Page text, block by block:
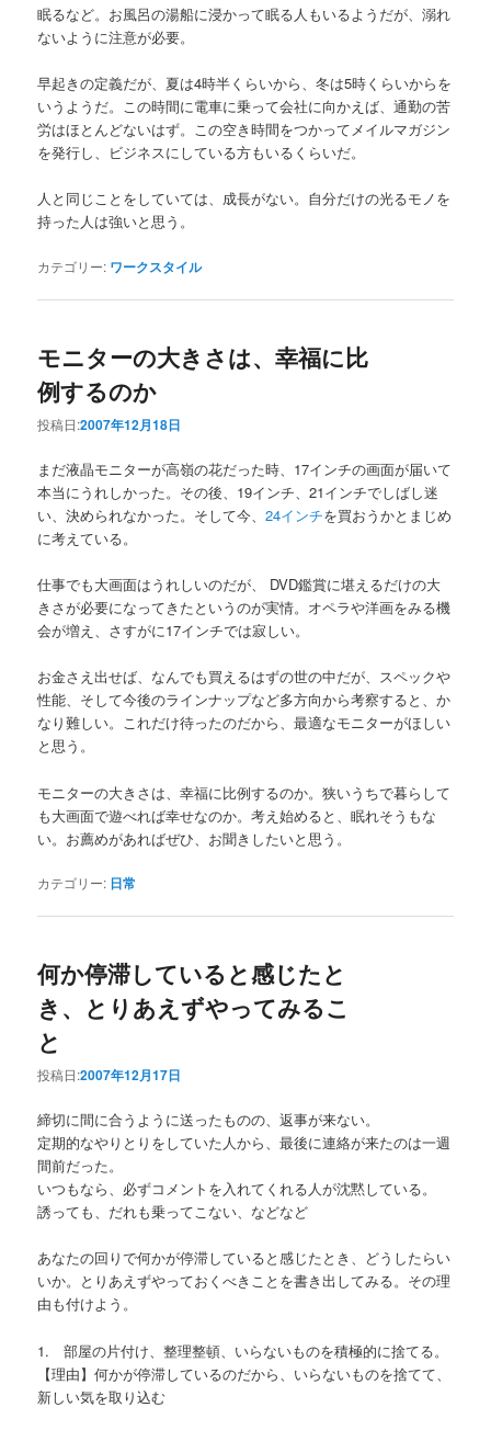
眠るなど。お風呂の湯船に浸かって眠る人もいるようだが、溺れ
ないように注意が必要。
早起きの定義だが、夏は4時半くらいから、冬は5時くらいからを
いうようだ。この時間に電車に乗って会社に向かえば、通勤の苦
労はほとんどないはず。この空き時間をつかってメイルマガジン
を発行し、ビジネスにしている方もいるくらいだ。
人と同じことをしていては、成長がない。自分だけの光るモノを
持った人は強いと思う。
カテゴリー: ワークスタイル
モニターの大きさは、幸福に比
例するのか
投稿日:2007年12月18日
まだ液晶モニターが高嶺の花だった時、17インチの画面が届いて
本当にうれしかった。その後、19インチ、21インチでしばし迷
い、決められなかった。そして今、24インチを買おうかとまじめ
に考えている。
仕事でも大画面はうれしいのだが、 DVD鑑賞に堪えるだけの大
きさが必要になってきたというのが実情。オペラや洋画をみる機
会が増え、さすがに17インチでは寂しい。
お金さえ出せば、なんでも買えるはずの世の中だが、スペックや
性能、そして今後のラインナップなど多方向から考察すると、か
なり難しい。これだけ待ったのだから、最適なモニターがほしい
と思う。
モニターの大きさは、幸福に比例するのか。狭いうちで暮らして
も大画面で遊べれば幸せなのか。考え始めると、眠れそうもな
い。お薦めがあればぜひ、お聞きしたいと思う。
カテゴリー: 日常
何か停滞していると感じたと
き、とりあえずやってみるこ
と
投稿日:2007年12月17日
締切に間に合うように送ったものの、返事が来ない。
定期的なやりとりをしていた人から、最後に連絡が来たのは一週
間前だった。
いつもなら、必ずコメントを入れてくれる人が沈黙している。
誘っても、だれも乗ってこない、などなど
あなたの回りで何かが停滞していると感じたとき、どうしたらい
いか。とりあえずやっておくべきことを書き出してみる。その理
由も付けよう。
1. 部屋の片付け、整理整頓、いらないものを積極的に捨てる。
【理由】何かが停滞しているのだから、いらないものを捨てて、
新しい気を取り込む